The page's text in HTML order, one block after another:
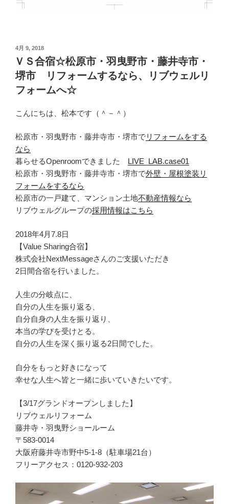
投
稿
日:
4月 9, 2018
ＶＳ合宿☆松原市・羽曳野市・藤井寺市・
堺市 リフォームするなら、リブウェルリ
フォームへ☆
こんにちは、松本です（＾－＾）
松原市・羽曳野市・藤井寺市・堺市でリフォームをする
なら
暮らせるOpenroomできました LIVE_LAB.case01
松原市・羽曳野市・藤井寺市・堺市で外壁・屋根塗装リ
フォームをするなら
松原市の一戸建て、マンション土地不動産情報なら
リブウェルグループの採用情報はこちら
2018年4月7.8日
【Value Sharing合宿】
株式会社NextMessageさんのご支援いただき
2日間合宿を行いました。
人生の分岐点に、
自分の人生を振り返る、
自分自身の人生を振り返り、
本当の学びを受けとる。
自分の人生を深く振り返る2日間でした。
自分をもっと好きになって
幸せな人生へ皆と一緒に歩いていきたいです。
【3/17グランドオープンしました】
リブウェルリフォーム
藤井寺・羽曳野ショールーム
〒583-0014
大阪府藤井寺市野中5-1-8（駐車場21台）
フリーアクセス：0120-932-203